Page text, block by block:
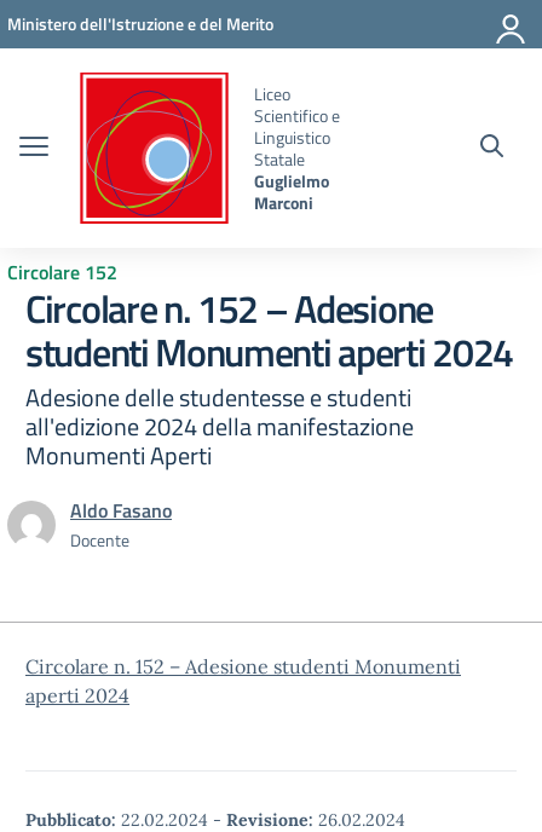
Vai ai contenuti
Vai al menu di navigazione
Vai al footer
Ministero dell'Istruzione e del Merito
Liceo
Scientifico e
Linguistico
Statale
Guglielmo
Marconi
Circolare 152
Circolare n. 152 – Adesione
studenti Monumenti aperti 2024
Adesione delle studentesse e studenti
all'edizione 2024 della manifestazione
Monumenti Aperti
Aldo Fasano
Docente
Circolare n. 152 – Adesione studenti Monumenti
aperti 2024
Pubblicato: 22.02.2024 - Revisione: 26.02.2024